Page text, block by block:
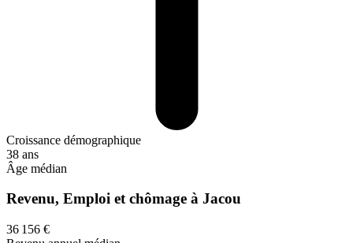
Croissance démographique
38 ans
Âge médian
Revenu, Emploi et chômage à Jacou
36 156 €